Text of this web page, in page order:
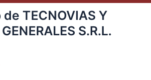
TECNOVIAS Y
S.R.L.